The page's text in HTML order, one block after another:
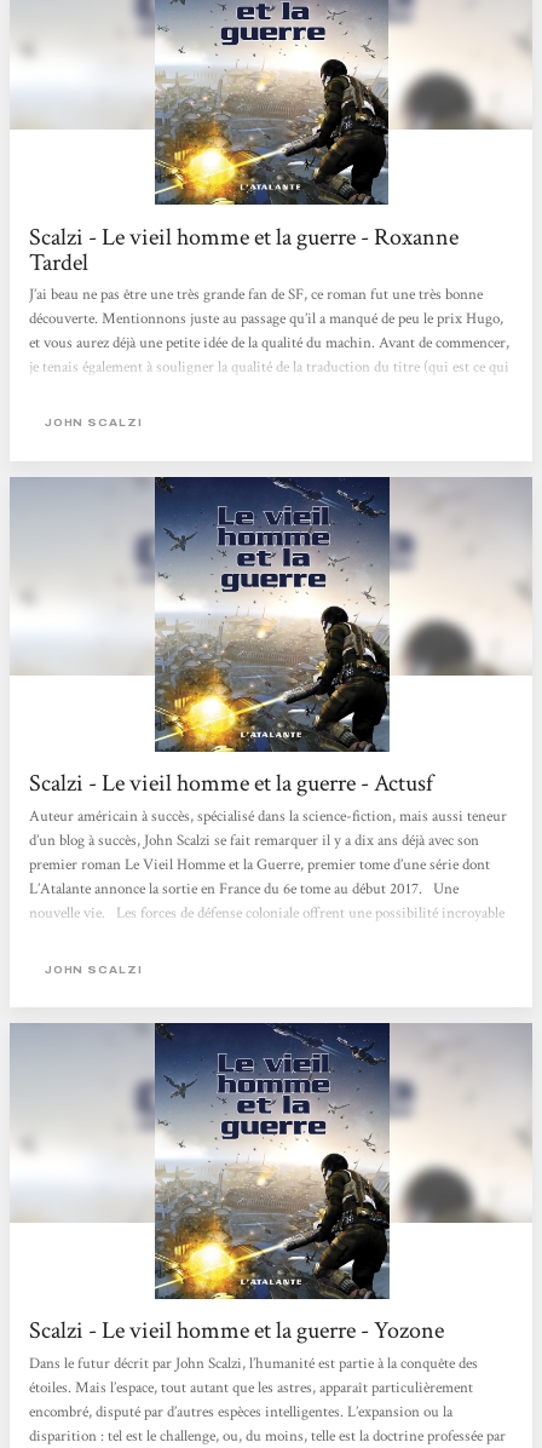
Scalzi - Le vieil homme et la guerre - Roxanne
Tardel
J’ai beau ne pas être une très grande fan de SF, ce roman fut une très bonne
découverte. Mentionnons juste au passage qu’il a manqué de peu le prix Hugo,
et vous aurez déjà une petite idée de la qualité du machin. Avant de commencer,
je tenais également à souligner la qualité de la traduction du titre (qui est ce qui
anglais (« Old Man’s War ») mais que je trouve vraiment excellent. « Le Vieil
JOHN SCALZI
Scalzi - Le vieil homme et la guerre - Actusf
Auteur américain à succès, spécialisé dans la science-fiction, mais aussi teneur
d’un blog à succès, John Scalzi se fait remarquer il y a dix ans déjà avec son
premier roman Le Vieil Homme et la Guerre, premier tome d’une série dont
L’Atalante annonce la sortie en France du 6e tome au début 2017. Une
nouvelle vie. Les forces de défense coloniale offrent une possibilité incroyable
la Terre, et de s’engager pour défendre les intérêts...
JOHN SCALZI
Scalzi - Le vieil homme et la guerre - Yozone
Dans le futur décrit par John Scalzi, l’humanité est partie à la conquête des
étoiles. Mais l’espace, tout autant que les astres, apparaît particulièrement
encombré, disputé par d’autres espèces intelligentes. L’expansion ou la
disparition : tel est le challenge, ou, du moins, telle est la doctrine professée par